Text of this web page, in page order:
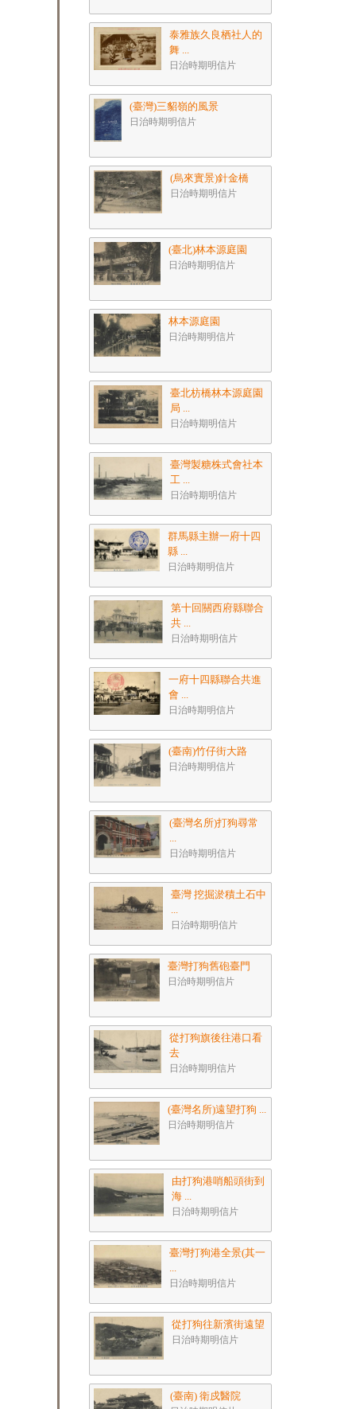
泰雅族久良栖社人的
舞 ...
日治時期明信片
(臺灣)三貂嶺的風景
日治時期明信片
(烏來實景)針金橋
日治時期明信片
(臺北)林本源庭園
日治時期明信片
林本源庭園
日治時期明信片
臺北枋橋林本源庭園
局 ...
日治時期明信片
臺灣製糖株式會社本
工 ...
日治時期明信片
群馬縣主辦一府十四
縣 ...
日治時期明信片
第十回關西府縣聯合
共 ...
日治時期明信片
一府十四縣聯合共進
會 ...
日治時期明信片
(臺南)竹仔街大路
日治時期明信片
(臺灣名所)打狗尋常
...
日治時期明信片
臺灣 挖掘淤積土石中
...
日治時期明信片
臺灣打狗舊砲臺門
日治時期明信片
從打狗旗後往港口看
去
日治時期明信片
(臺灣名所)遠望打狗 ...
日治時期明信片
由打狗港哨船頭街到
海 ...
日治時期明信片
臺灣打狗港全景(其一
...
日治時期明信片
從打狗往新濱街遠望
日治時期明信片
(臺南) 衛戍醫院